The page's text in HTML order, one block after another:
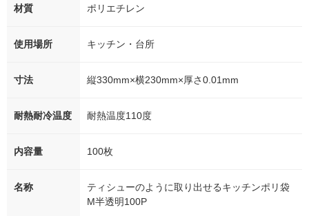
材質 ポリエチレン
使用場所 キッチン・台所
寸法 縦330mm×横230mm×厚さ0.01mm
耐熱耐冷温度 耐熱温度110度
内容量 100枚
名称
ティシューのように取り出せるキッチンポリ袋
M半透明100P